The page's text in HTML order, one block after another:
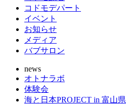
コドモデパート
イベント
お知らせ
メディア
バブサロン
news
オトナラボ
体験会
海と日本PROJECT in 富山県